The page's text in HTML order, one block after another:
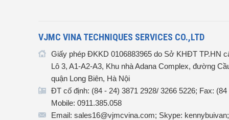
VJMC VINA TECHNIQUES SERVICES CO.,LTD
Giấy phép ĐKKD 0106883965 do Sở KHĐT TP.HN
Lô 3, A1-A2-A3, Khu nhà Adana Complex, đường
quận Long Biên, Hà Nội
ĐT cố định: (84 - 24) 3871 2928/ 3266 5226; Fax:
Mobile: 0911.385.058
Email: sales16@vjmcvina.com; Skype: